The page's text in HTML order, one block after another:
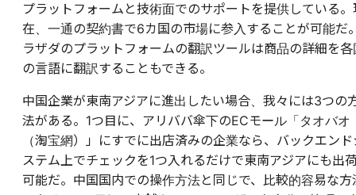
プラットフォームと技術面でのサポートを提供している。
在、一通の契約書で6カ国の市場に参入することが可能だ
ラザダのプラットフォームの翻訳ツールは商品の詳細を各
の言語に翻訳することもできる。
中国企業が東南アジアに進出したい場合、我々には3つの
法がある。1つ目に、アリババ傘下のECモール「タオバオ
（淘宝網）」にすでに出店済みの企業なら、バックエンド
ステム上でチェックを1つ入れるだけで東南アジアにも出
可能だ。中国国内での操作方法と同じで、比較的容易な方